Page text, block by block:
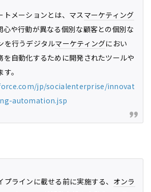
トメーションとは、マスマーケティング
心や行動が異なる個別な顧客との個別な
を行うデジタルマーケティングにおい
を自動化するために開発されたツールや
。
jp/socialenterprise/innovat
automation.jsp
ラインに載せる前に実施する、 オンラ